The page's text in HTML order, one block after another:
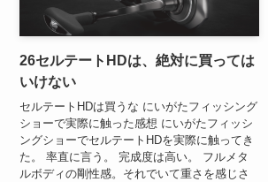
26セルテートHDは、絶対に買っては
いけない
セルテートHDは買うな にいがたフィッシング
ショーで実際に触った感想 にいがたフィッシ
ングショーでセルテートHDを実際に触ってき
た。 率直に言う。 完成度は高い。 フルメタ
ルボディの剛性感。それでいて重さを感じさ